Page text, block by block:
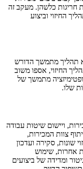
חריגות כלשהן. מעקב זה
החיזוי וביצוע
תהליך מתמשך הדורש
החיזוי, אספו משוב
מתמשך של
שלו.
ויישום שיטות עבודה
צוות המכירות,
שונות, סקירה ועדכון
אחרות, שימוש
ומדידה של ביצועים